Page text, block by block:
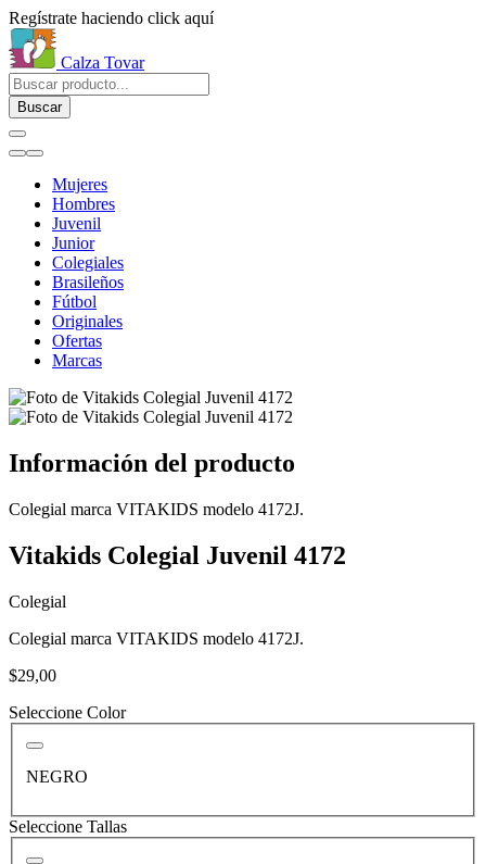
Regístrate haciendo click aquí
Calza Tovar
Buscar
Mujeres
Hombres
Juvenil
Junior
Colegiales
Brasileños
Fútbol
Originales
Ofertas
Marcas
Información del producto
Colegial marca VITAKIDS modelo 4172J.
Vitakids Colegial Juvenil 4172
Colegial
Colegial marca VITAKIDS modelo 4172J.
$29,00
Seleccione Color
NEGRO
Seleccione Tallas